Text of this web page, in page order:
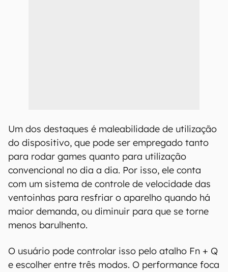
Um dos destaques é maleabilidade de utilização
do dispositivo, que pode ser empregado tanto
para rodar games quanto para utilização
convencional no dia a dia. Por isso, ele conta
com um sistema de controle de velocidade das
ventoinhas para resfriar o aparelho quando há
maior demanda, ou diminuir para que se torne
menos barulhento.
O usuário pode controlar isso pelo atalho Fn + Q
e escolher entre três modos. O performance foca